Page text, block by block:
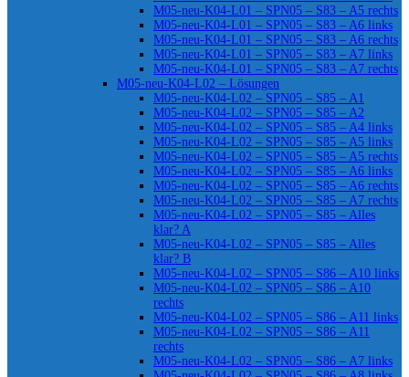
M05-neu-K04-L01 – SPN05 – S83 – A5 rechts
M05-neu-K04-L01 – SPN05 – S83 – A6 links
M05-neu-K04-L01 – SPN05 – S83 – A6 rechts
M05-neu-K04-L01 – SPN05 – S83 – A7 links
M05-neu-K04-L01 – SPN05 – S83 – A7 rechts
M05-neu-K04-L02 – Lösungen
M05-neu-K04-L02 – SPN05 – S85 – A1
M05-neu-K04-L02 – SPN05 – S85 – A2
M05-neu-K04-L02 – SPN05 – S85 – A4 links
M05-neu-K04-L02 – SPN05 – S85 – A5 links
M05-neu-K04-L02 – SPN05 – S85 – A5 rechts
M05-neu-K04-L02 – SPN05 – S85 – A6 links
M05-neu-K04-L02 – SPN05 – S85 – A6 rechts
M05-neu-K04-L02 – SPN05 – S85 – A7 rechts
M05-neu-K04-L02 – SPN05 – S85 – Alles
klar? A
M05-neu-K04-L02 – SPN05 – S85 – Alles
klar? B
M05-neu-K04-L02 – SPN05 – S86 – A10 links
M05-neu-K04-L02 – SPN05 – S86 – A10
rechts
M05-neu-K04-L02 – SPN05 – S86 – A11 links
M05-neu-K04-L02 – SPN05 – S86 – A11
rechts
M05-neu-K04-L02 – SPN05 – S86 – A7 links